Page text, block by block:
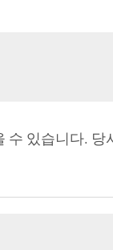
수 있습니다. 당